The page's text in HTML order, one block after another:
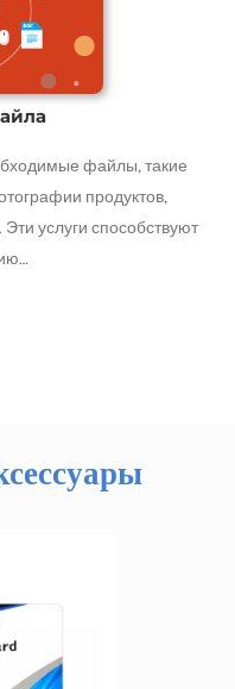
файлы, такие
продуктов,
услуги способствуют